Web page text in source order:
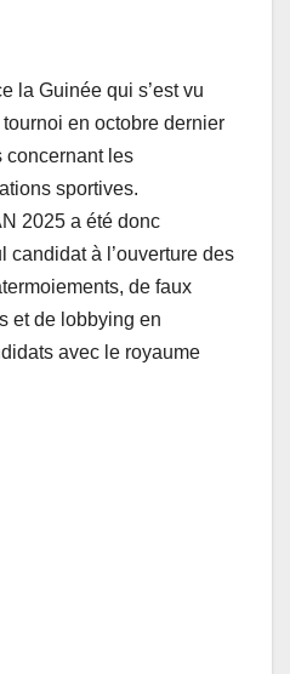
la Guinée qui s’est vu
en octobre dernier
concernant les
sportives.
2025 a été donc
candidat à l’ouverture des
de faux
et de lobbying en
avec le royaume